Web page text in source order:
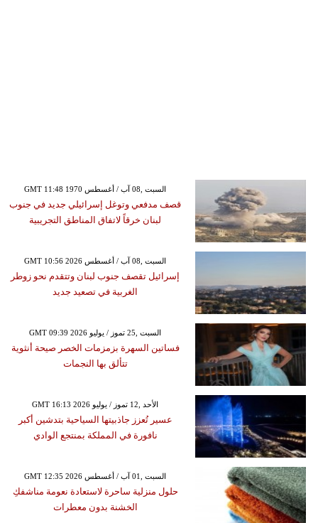
GMT 11:48 1970 السبت ,08 آب / أغسطس
قصف مدفعي وتوغل إسرائيلي جديد في جنوب
لبنان خرقاً لاتفاق المناطق التجريبية
GMT 10:56 2026 السبت ,08 آب / أغسطس
إسرائيل تقصف جنوب لبنان وتتقدم نحو زوطر
الغربية في تصعيد جديد
GMT 09:39 2026 السبت ,25 تموز / يوليو
فساتين السهرة بزمزمات الخصر صيحة أنثوية
تتألق بها النجمات
GMT 16:13 2026 الأحد ,12 تموز / يوليو
عسير تُعزز جاذبيتها السياحية بتدشين أكبر
نافورة في المملكة بمنتجع الوادي
GMT 12:35 2026 السبت ,01 آب / أغسطس
حلول منزلية ساحرة لاستعادة نعومة مناشفكِ
الخشنة بدون معطرات